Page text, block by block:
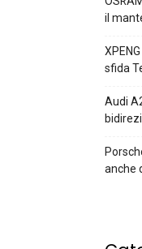
il
sfida
Audi
anche